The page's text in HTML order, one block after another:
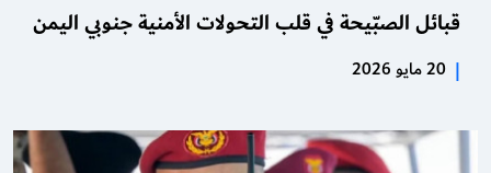
قبائل الصبّيحة في قلب التحولات الأمنية جنوبي اليمن
| 20 مايو 2026